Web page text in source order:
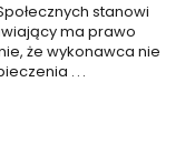
stanowi
ma prawo
że wykonawca nie